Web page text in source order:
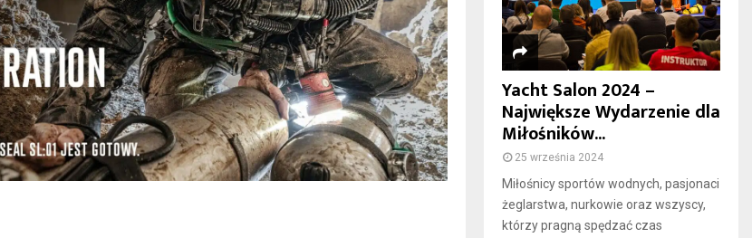
Yacht Salon 2024 –
Największe Wydarzenie dla
Miłośników...
25 września 2024
Miłośnicy sportów wodnych, pasjonaci
żeglarstwa, nurkowie oraz wszyscy,
którzy pragną spędzać czas